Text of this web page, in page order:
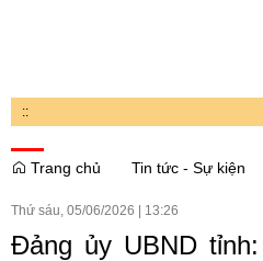
::
Trang chủ
Tin tức - Sự kiện
Thứ sáu, 05/06/2026 13:26
Đảng ủy UBND